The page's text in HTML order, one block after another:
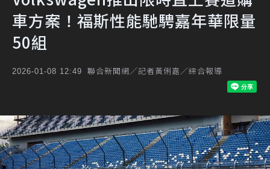
車方案！福斯性能馳騁嘉年華限量
50組
2026-01-08 12:49 聯合新聞網／記者黃俐嘉／綜合報導